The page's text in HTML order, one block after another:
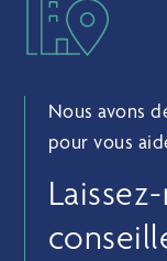
Nous avons
pour vous